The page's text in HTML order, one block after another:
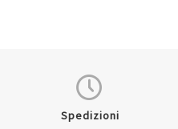
Spedizioni